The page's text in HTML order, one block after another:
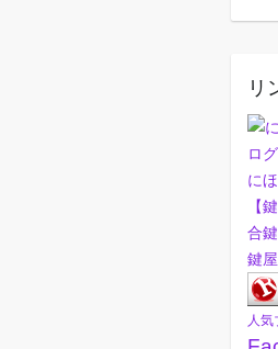
リ
に
【
合
鍵
人